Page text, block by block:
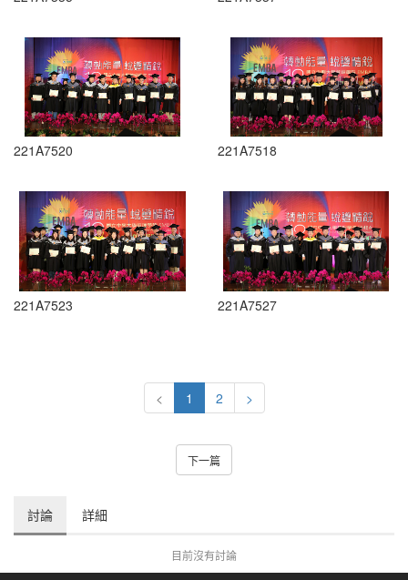
221A7520 221A7518
221A7523 221A7527
< 1 2 >
下一篇
討論 詳細
目前沒有討論